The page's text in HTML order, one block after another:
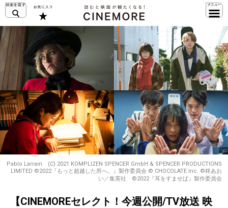
Pablo Larrain (C) 2021 KOMPLIZEN SPENCER GmbH & SPENCER PRODUCTIONS
LIMITED ©2022『もっと超越した所へ。』製作委員会 © CHOCOLATE Inc. ©︎柊あお
い／集英社 ©︎2022『耳をすませば』製作委員会
【CINEMOREセレクト！今週公開/TV放送 映